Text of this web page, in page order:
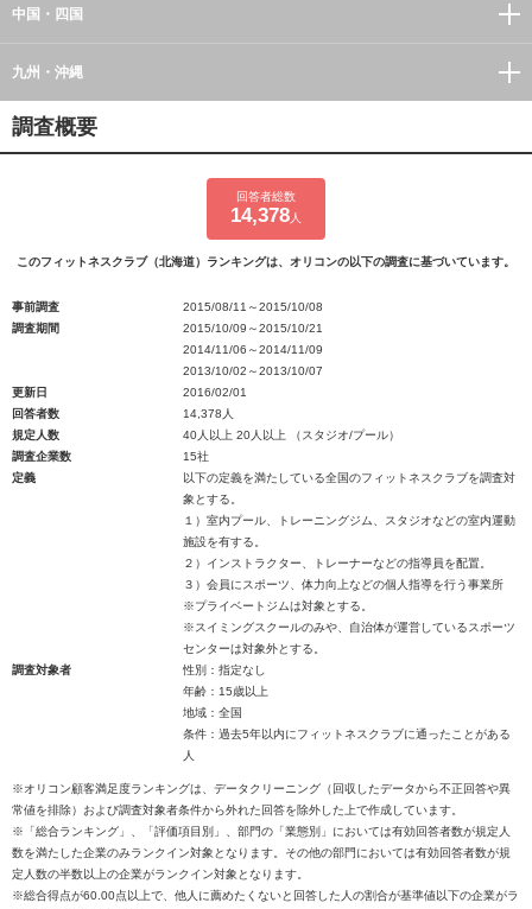
中国・四国
九州・沖縄
調査概要
回答者総数
14,378 人
このフィットネスクラブ（北海道）ランキングは、オリコンの以下の調査に基づいています。
事前調査
2015/08/11～2015/10/08
調査期間
2015/10/09～2015/10/21
2014/11/06～2014/11/09
2013/10/02～2013/10/07
更新日
2016/02/01
回答者数
14,378人
規定人数
40人以上 20人以上 （スタジオ/プール）
調査企業数
15社
定義
以下の定義を満たしている全国のフィットネスクラブを調査対
象とする。
１）室内プール、トレーニングジム、スタジオなどの室内運動
施設を有する。
２）インストラクター、トレーナーなどの指導員を配置。
３）会員にスポーツ、体力向上などの個人指導を行う事業所
※プライベートジムは対象とする。
※スイミングスクールのみや、自治体が運営しているスポーツ
センターは対象外とする。
調査対象者
性別：指定なし
年齢：15歳以上
地域：全国
条件：過去5年以内にフィットネスクラブに通ったことがある
人
※オリコン顧客満足度ランキングは、データクリーニング（回収したデータから不正回答や異
常値を排除）および調査対象者条件から外れた回答を除外した上で作成しています。
※「総合ランキング」、「評価項目別」、部門の「業態別」においては有効回答者数が規定人
数を満たした企業のみランクイン対象となります。その他の部門においては有効回答者数が規
定人数の半数以上の企業がランクイン対象となります。
※総合得点が60.00点以上で、他人に薦めたくないと回答した人の割合が基準値以下の企業がラ